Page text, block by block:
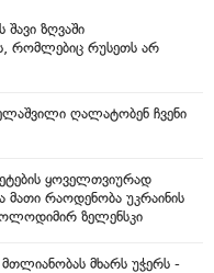
ზღვაში
რომლებიც რუსეთს არ
ღალატობენ ჩვენი
ყოველთვიურად
მათი რაოდენობა უკრაინის
ზელენსკი
მხარს უჭერს -